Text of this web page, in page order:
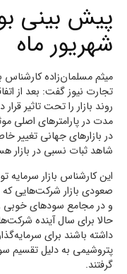
پیش بینی
شهریور ماه
میثم مسلمان‌زاده کارشناس
تجارت نیوز گفت: بعد از
روند بازار را تحت تاثیر
مدت در پارامترهای اصلی
در بازارهای جهانی تغییر
شاهد ثبات نسبی در بازار
این کارشناس بازار
و در مجامع سودهای خوبی
داشته باشند برای
پتروشیمی به دلیل تقسیم
گرفتند.